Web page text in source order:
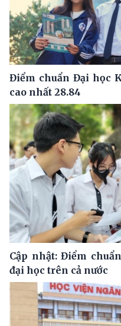
Điểm chuẩn Đại học
cao nhất 28.84
Cập nhật: Điểm
đại học trên cả nước